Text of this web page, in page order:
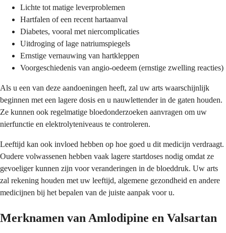
Lichte tot matige leverproblemen
Hartfalen of een recent hartaanval
Diabetes, vooral met niercomplicaties
Uitdroging of lage natriumspiegels
Ernstige vernauwing van hartkleppen
Voorgeschiedenis van angio-oedeem (ernstige zwelling reacties)
Als u een van deze aandoeningen heeft, zal uw arts waarschijnlijk
beginnen met een lagere dosis en u nauwlettender in de gaten houden.
Ze kunnen ook regelmatige bloedonderzoeken aanvragen om uw
nierfunctie en elektrolyteniveaus te controleren.
Leeftijd kan ook invloed hebben op hoe goed u dit medicijn verdraagt.
Oudere volwassenen hebben vaak lagere startdoses nodig omdat ze
gevoeliger kunnen zijn voor veranderingen in de bloeddruk. Uw arts
zal rekening houden met uw leeftijd, algemene gezondheid en andere
medicijnen bij het bepalen van de juiste aanpak voor u.
Merknamen van Amlodipine en Valsartan